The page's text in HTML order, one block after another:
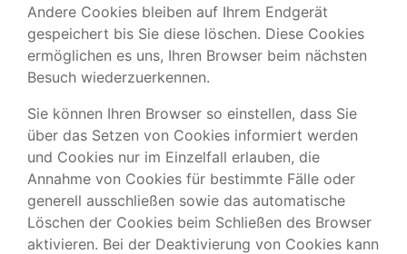
Andere Cookies bleiben auf Ihrem Endgerät
gespeichert bis Sie diese löschen. Diese Cookies
ermöglichen es uns, Ihren Browser beim nächsten
Besuch wiederzuerkennen.
Sie können Ihren Browser so einstellen, dass Sie
über das Setzen von Cookies informiert werden
und Cookies nur im Einzelfall erlauben, die
Annahme von Cookies für bestimmte Fälle oder
generell ausschließen sowie das automatische
Löschen der Cookies beim Schließen des Browser
aktivieren. Bei der Deaktivierung von Cookies kann